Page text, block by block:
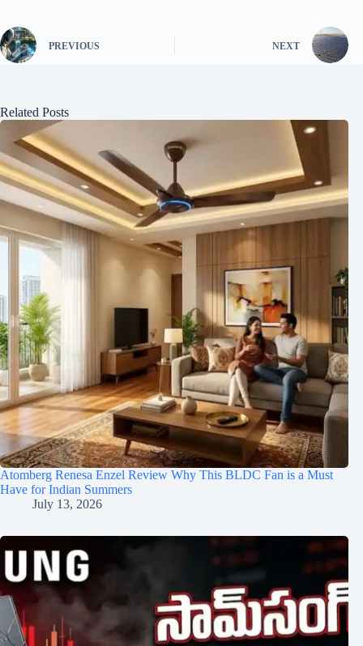
PREVIOUS NEXT
Related Posts
Atomberg Renesa Enzel Review Why This BLDC Fan is a Must
Have for Indian Summers
July 13, 2026